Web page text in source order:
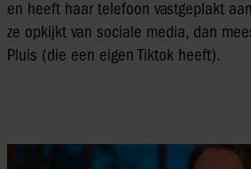
en heeft haar telefoon vastgeplakt
ze opkijkt van sociale media, dan
Pluis (die een eigen Tiktok heeft).